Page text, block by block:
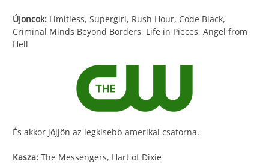
Újoncok: Limitless, Supergirl, Rush Hour, Code Black,
Criminal Minds Beyond Borders, Life in Pieces, Angel from
Hell
És akkor jöjjön az legkisebb amerikai csatorna.
Kasza: The Messengers, Hart of Dixie